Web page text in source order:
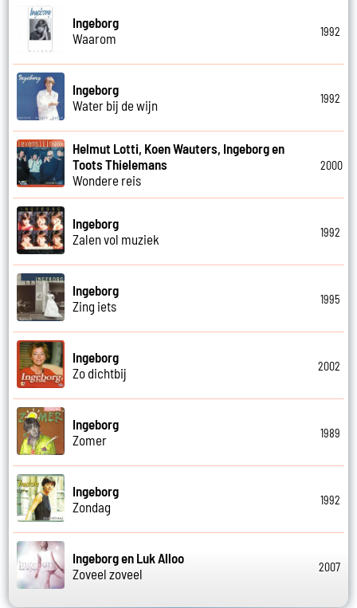
Ingeborg
Waarom
1992
Ingeborg
Water bij de wijn
1992
Helmut Lotti, Koen Wauters, Ingeborg en
Toots Thielemans
Wondere reis
2000
Ingeborg
Zalen vol muziek
1992
Ingeborg
Zing iets
1995
Ingeborg
Zo dichtbij
2002
Ingeborg
Zomer
1989
Ingeborg
Zondag
1992
Ingeborg en Luk Alloo
Zoveel zoveel
2007